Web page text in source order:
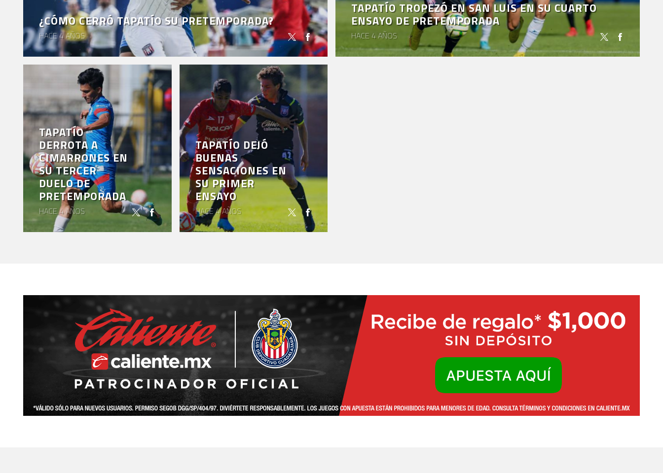
EVENTOS
DEPORTIVOS
REBAÑO
CHIVAS
CHIVAS
CHIVASTV
ESTADIO
AKRON
TOUR
ESTADIO
AKRON
¿CÓMO CERRÓ TAPATÍO SU PRETEMPORADA?
HACE 4 AÑOS
TAPATÍO TROPEZÓ EN SAN LUIS EN SU CUARTO
ENSAYO DE PRETEMPORADA
HACE 4 AÑOS
TAPATÍO
DERROTA A
CIMARRONES EN
SU TERCER
DUELO DE
PRETEMPORADA
HACE 4 AÑOS
TAPATÍO DEJÓ
BUENAS
SENSACIONES EN
SU PRIMER
ENSAYO
HACE 4 AÑOS